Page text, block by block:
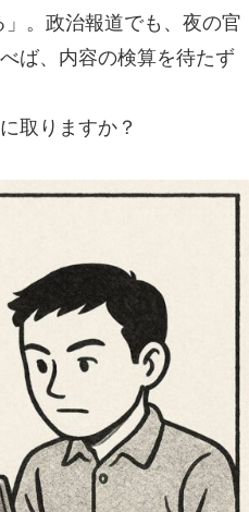
。政治報道でも、夜の官
ば、内容の検算を待たず
取りますか？